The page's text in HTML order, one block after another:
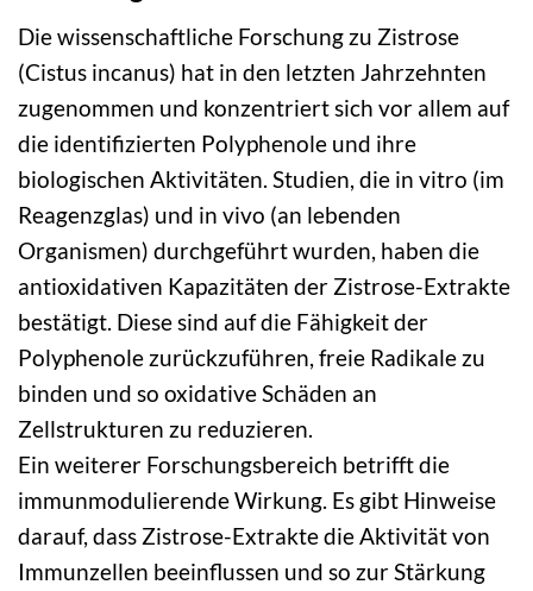
Die wissenschaftliche Forschung zu Zistrose
(Cistus incanus) hat in den letzten Jahrzehnten
zugenommen und konzentriert sich vor allem auf
die identifizierten Polyphenole und ihre
biologischen Aktivitäten. Studien, die in vitro (im
Reagenzglas) und in vivo (an lebenden
Organismen) durchgeführt wurden, haben die
antioxidativen Kapazitäten der Zistrose-Extrakte
bestätigt. Diese sind auf die Fähigkeit der
Polyphenole zurückzuführen, freie Radikale zu
binden und so oxidative Schäden an
Zellstrukturen zu reduzieren.
Ein weiterer Forschungsbereich betrifft die
immunmodulierende Wirkung. Es gibt Hinweise
darauf, dass Zistrose-Extrakte die Aktivität von
Immunzellen beeinflussen und so zur Stärkung